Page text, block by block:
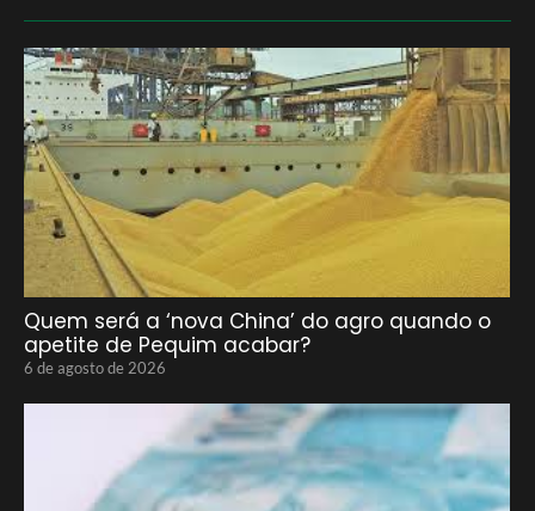
Quem será a ‘nova China’ do agro quando o
apetite de Pequim acabar?
6 de agosto de 2026